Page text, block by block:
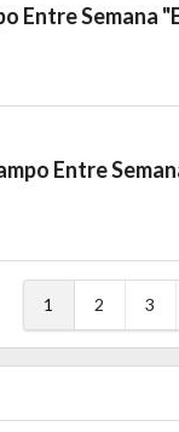
Entre Semana
1 2 3